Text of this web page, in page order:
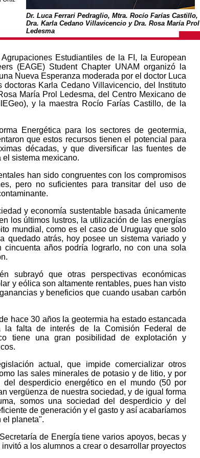
Dr. Luca Ferrari Pedraglio, Mtra. Rocío Farías Castillo,
Dra. Karla Cedano Villavicencio y Dra. Rosa María Prol
Ledesma
Estudiantiles de la FI, la European
(EAGE) Student Chapter UNAM organizó la
Nueva Esperanza moderada por el doctor Luca
Karla Cedano Villavicencio, del Instituto
María Prol Ledesma, del Centro Mexicano de
y la maestra Rocío Farías Castillo, de la
Energética para los sectores de geotermia,
que estos recursos tienen el potencial para
décadas, y que diversificar las fuentes de
sistema mexicano.
han sido congruentes con los compromisos
pero no suficientes para transitar del uso de
y economía sustentable basada únicamente
los últimos lustros, la utilización de las energías
mundial, como es el caso de Uruguay que solo
quedado atrás, hoy posee un sistema variado y
años podría lograrlo, no con una sola
subrayó que otras perspectivas económicas
y eólica son altamente rentables, pues han visto
y beneficios que cuando usaban carbón
hace 30 años la geotermia ha estado estancada
falta de interés de la Comisión Federal de
tiene una gran posibilidad de explotación y
actual, que impide comercializar otros
las sales minerales de potasio y de litio, y por
desperdicio energético en el mundo (50 por
vergüenza de nuestra sociedad, y de igual forma
somos una sociedad del desperdicio y del
de generación y el gasto y así acabaríamos
el planeta".
de Energía tiene varios apoyos, becas y
a los alumnos a crear o desarrollar proyectos